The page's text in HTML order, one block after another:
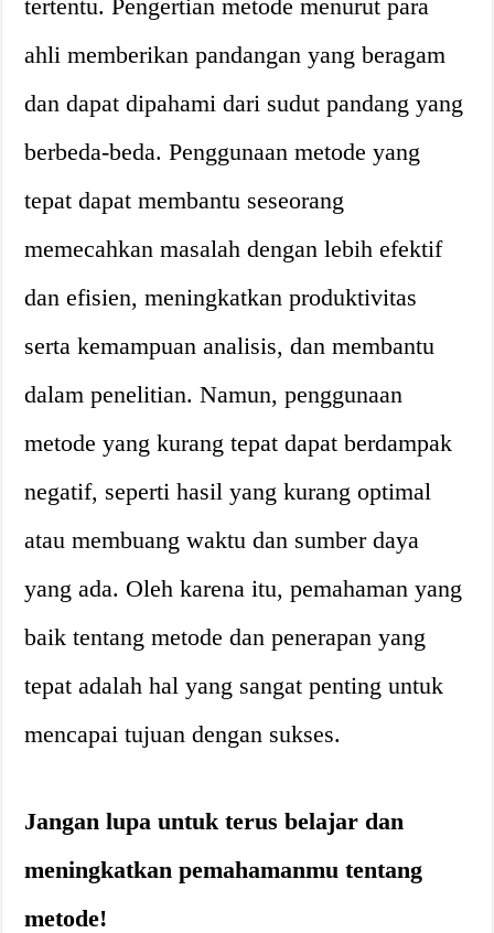
tertentu. Pengertian metode menurut para
ahli memberikan pandangan yang beragam
dan dapat dipahami dari sudut pandang yang
berbeda-beda. Penggunaan metode yang
tepat dapat membantu seseorang
memecahkan masalah dengan lebih efektif
dan efisien, meningkatkan produktivitas
serta kemampuan analisis, dan membantu
dalam penelitian. Namun, penggunaan
metode yang kurang tepat dapat berdampak
negatif, seperti hasil yang kurang optimal
atau membuang waktu dan sumber daya
yang ada. Oleh karena itu, pemahaman yang
baik tentang metode dan penerapan yang
tepat adalah hal yang sangat penting untuk
mencapai tujuan dengan sukses.
Jangan lupa untuk terus belajar dan
meningkatkan pemahamanmu tentang
metode!